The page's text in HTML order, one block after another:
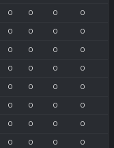
0 0 0 0
0 0 0 0
0 0 0 0
0 0 0 0
0 0 0 0
0 0 0 0
0 0 0 0
0 0 0 0